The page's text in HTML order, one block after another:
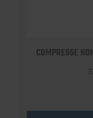
COMPRESSE